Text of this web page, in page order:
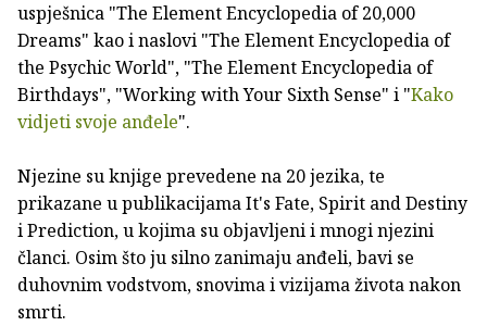
uspješnica "The Element Encyclopedia of 20,000
Dreams" kao i naslovi "The Element Encyclopedia of
the Psychic World", "The Element Encyclopedia of
Birthdays", "Working with Your Sixth Sense" i "Kako
vidjeti svoje anđele".
Njezine su knjige prevedene na 20 jezika, te
prikazane u publikacijama It's Fate, Spirit and Destiny
i Prediction, u kojima su objavljeni i mnogi njezini
članci. Osim što ju silno zanimaju anđeli, bavi se
duhovnim vodstvom, snovima i vizijama života nakon
smrti.